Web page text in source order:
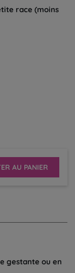
race (moins
AU PANIER
gestante ou en